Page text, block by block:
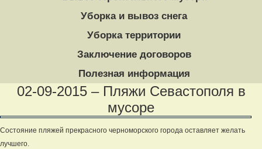
Уборка и вывоз снега
Уборка территории
Заключение договоров
Полезная информация
02-09-2015 – Пляжи Севастополя в
мусоре
Состояние пляжей прекрасного черноморского города оставляет желать
лучшего.